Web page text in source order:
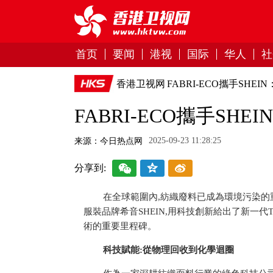
首页 要闻 港视 国际 华人
香港卫视网 FABRI-ECO攜手SHEIN
FABRI-ECO攜手
来源：今日热点网 2025-09-23 11:28:25
分享到:
在全球範圍內,紡織廢料已成為環境污染
服裝品牌希音SHEIN,用科技創新給出了新一
術的重要里程碑。
科技賦能:從物理回收到化學迴圈